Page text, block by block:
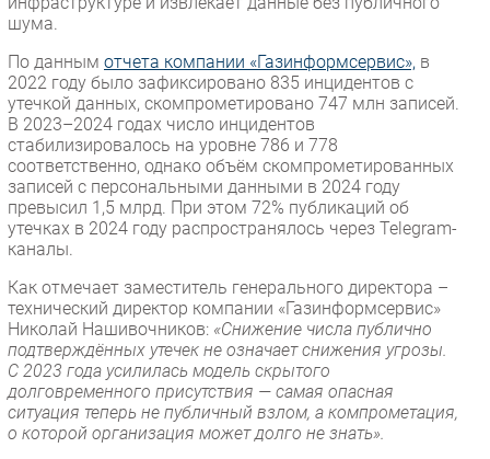
шума.
По данным отчета компании «Газинформсервис», в
2022 году было зафиксировано 835 инцидентов с
утечкой данных, скомпрометировано 747 млн записей.
В 2023–2024 годах число инцидентов
стабилизировалось на уровне 786 и 778
соответственно, однако объём скомпрометированных
записей с персональными данными в 2024 году
превысил 1,5 млрд. При этом 72% публикаций об
утечках в 2024 году распространялось через Telegram-
каналы.
Как отмечает заместитель генерального директора –
технический директор компании «Газинформсервис»
Николай Нашивочников: «Снижение числа публично
подтверждённых утечек не означает снижения угрозы.
С 2023 года усилилась модель скрытого
долговременного присутствия — самая опасная
ситуация теперь не публичный взлом, а компрометация,
о которой организация может долго не знать».